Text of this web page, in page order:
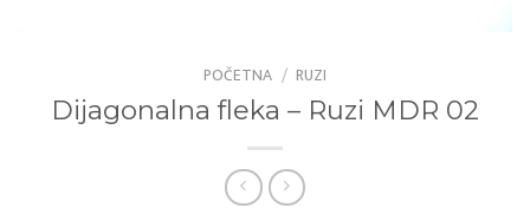
POČETNA / RUZI
Dijagonalna fleka – Ruzi MDR 02